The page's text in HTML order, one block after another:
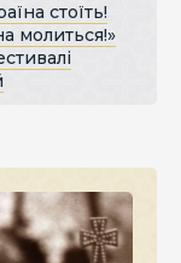
стоїть!
молиться!»